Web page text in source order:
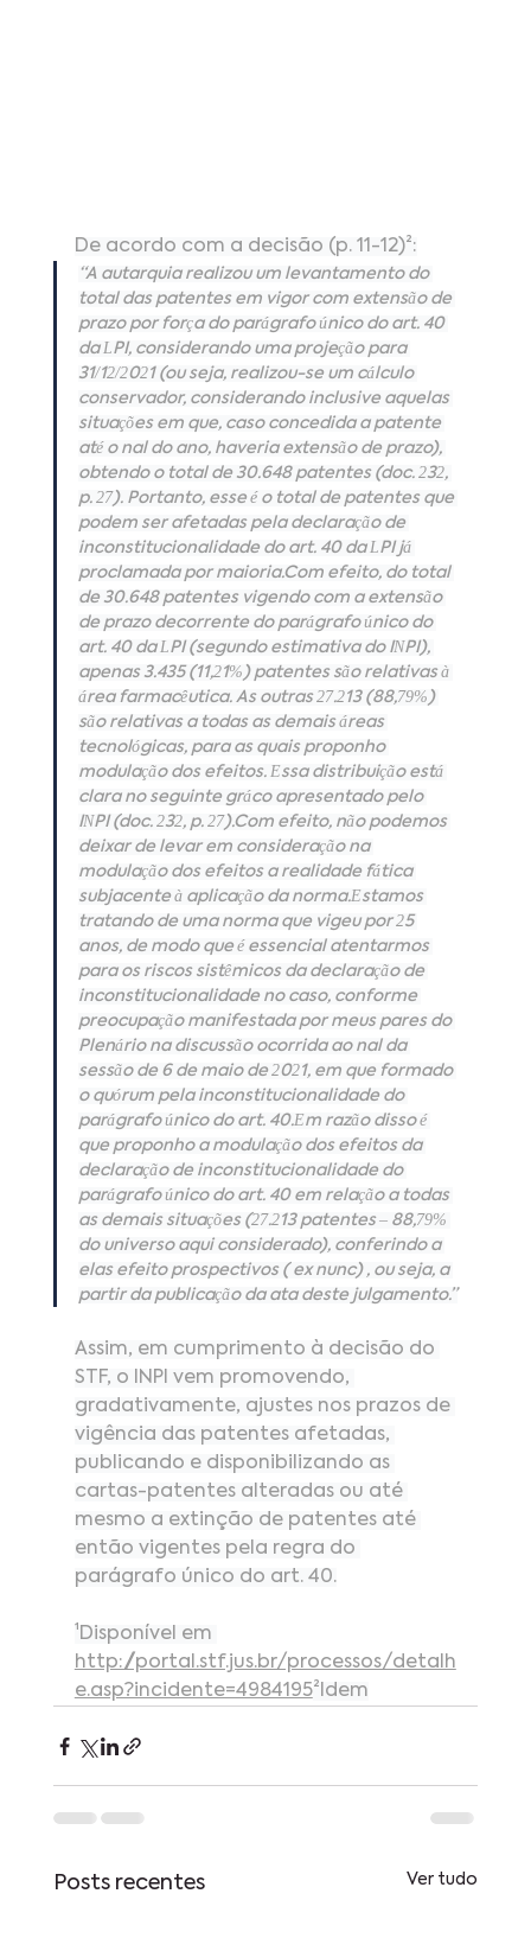
De acordo com a decisão (p. 11-12)²:
“A autarquia realizou um levantamento do
total das patentes em vigor com extensão de
prazo por força do parágrafo único do art. 40
da LPI, considerando uma projeção para
31/12/2021 (ou seja, realizou-se um cálculo
conservador, considerando inclusive aquelas
situações em que, caso concedida a patente
até o final do ano, haveria extensão de prazo),
obtendo o total de 30.648 patentes (doc. 232,
p. 27). Portanto, esse é o total de patentes que
podem ser afetadas pela declaração de
inconstitucionalidade do art. 40 da LPI já
proclamada por maioria.Com efeito, do total
de 30.648 patentes vigendo com a extensão
de prazo decorrente do parágrafo único do
art. 40 da LPI (segundo estimativa do INPI),
apenas 3.435 (11,21%) patentes são relativas à
área farmacêutica. As outras 27.213 (88,79%)
são relativas a todas as demais áreas
tecnológicas, para as quais proponho
modulação dos efeitos. Essa distribuição está
clara no seguinte gráfico apresentado pelo
INPI (doc. 232, p. 27).Com efeito, não podemos
deixar de levar em consideração na
modulação dos efeitos a realidade fática
subjacente à aplicação da norma.Estamos
tratando de uma norma que vigeu por 25
anos, de modo que é essencial atentarmos
para os riscos sistêmicos da declaração de
inconstitucionalidade no caso, conforme
preocupação manifestada por meus pares do
Plenário na discussão ocorrida ao final da
sessão de 6 de maio de 2021, em que formado
o quórum pela inconstitucionalidade do
parágrafo único do art. 40.Em razão disso é
que proponho a modulação dos efeitos da
declaração de inconstitucionalidade do
parágrafo único do art. 40 em relação a todas
as demais situações (27.213 patentes – 88,79%
do universo aqui considerado), conferindo a
elas efeito prospectivos ( ex nunc) , ou seja, a
partir da publicação da ata deste julgamento.”
Assim, em cumprimento à decisão do
STF, o INPI vem promovendo,
gradativamente, ajustes nos prazos de
vigência das patentes afetadas,
publicando e disponibilizando as
cartas-patentes alteradas ou até
mesmo a extinção de patentes até
então vigentes pela regra do
parágrafo único do art. 40.
¹Disponível em
http://portal.stf.jus.br/processos/detalh
e.asp?incidente=4984195²Idem
Posts recentes Ver tudo